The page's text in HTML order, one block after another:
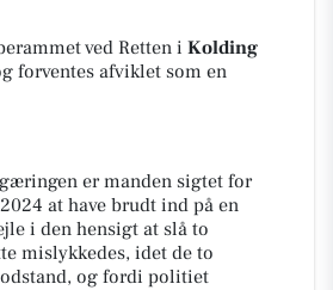
ved Retten i Kolding
forventes afviklet som en
er manden sigtet for
at have brudt ind på en
i den hensigt at slå to
mislykkedes, idet de to
og fordi politiet